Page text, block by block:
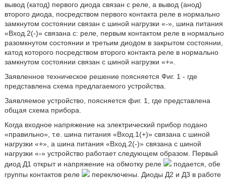
вывод (катод) первого диода связан с реле, а вывод (анод)
второго диода, посредством первого контакта реле в нормально
замкнутом состоянии связан с шиной нагрузки «-», шина питания
«Вход.2(-)» связана с: реле, первым контактом реле в нормально
разомкнутом состоянии и третьим диодом в закрытом состоянии,
катод которого посредством второго контакта реле в нормально
замкнутом состоянии связан с шиной нагрузки «+».
Заявленное техническое решение поясняется Фиг. 1 - где
представлена схема предлагаемого устройства.
Заявляемое устройство, поясняется фиг. 1, где представлена
общая схема прибора.
Когда входное напряжение на электрический прибор подано
«правильно», т.е. шина питания «Вход.1(+)» связана с шиной
нагрузки «+», а шина питания «Вход.2(-)» связана с шиной
нагрузки «-» устройство работает следующем образом. Первый
диод Д1 открыт и напряжение на обмотку реле
подается, обе
группы контактов реле
переключены. Диоды Д2 и Д3 в работе